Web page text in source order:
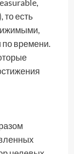
то есть
времени.